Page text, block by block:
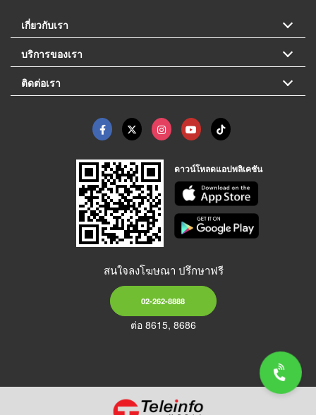
เกี่ยวกับเรา
บริการของเรา
ติดต่อเรา
ดาวน์โหลดแอปพลิเคชัน
สนใจลงโฆษณา ปรึกษาฟรี
02-262-8888
ต่อ 8615, 8686